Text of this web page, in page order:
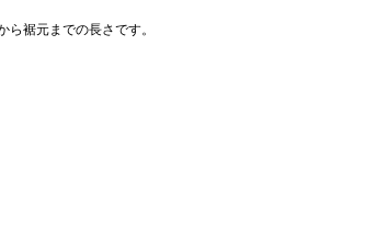
裾元までの長さです。